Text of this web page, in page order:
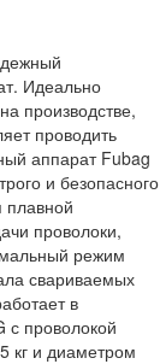
Идеально
производстве,
проводить
аппарат Fubag
и безопасного
плавной
проволоки,
режим
свариваемых
в
с проволокой
кг и диаметром